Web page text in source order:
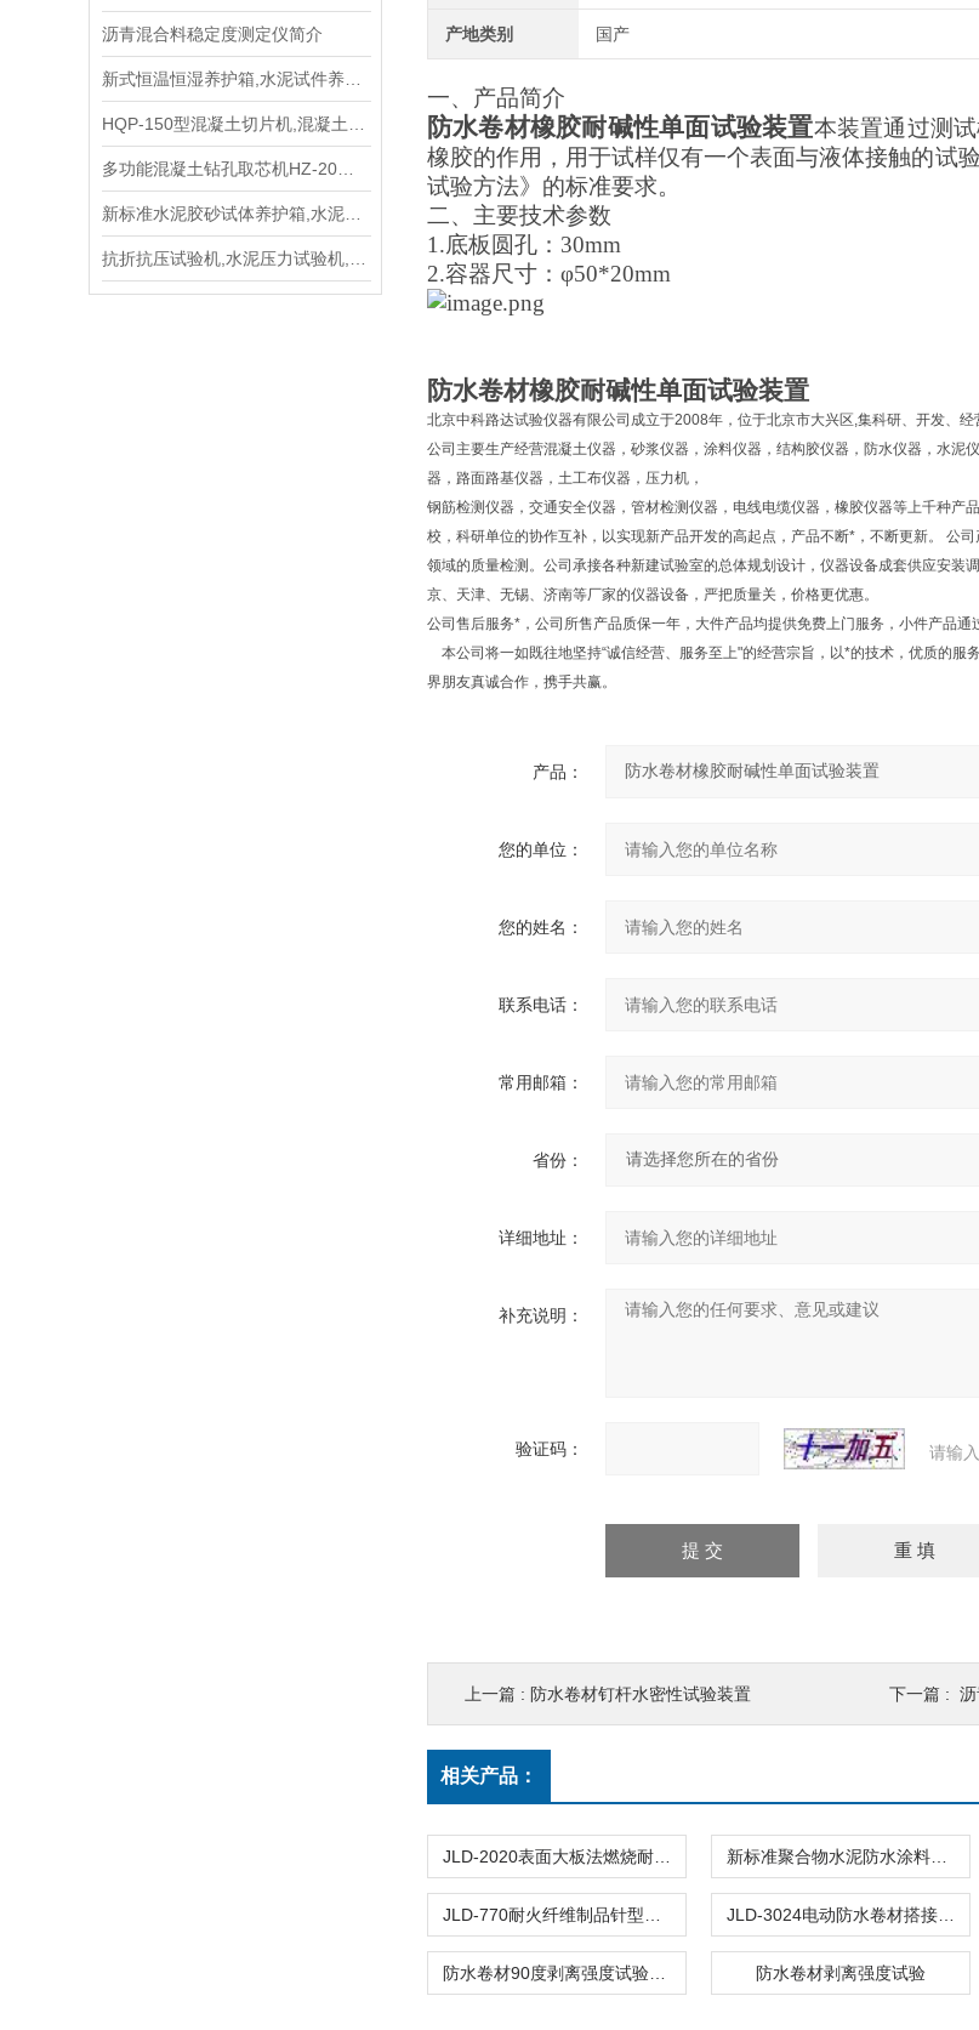
沥青混合料稳定度测定仪简介 产地类别 国产
一、 产品简介
防水卷材橡胶耐碱性单面试验装置本装置通过测
橡胶的作用，用于试样仅有一个表面与液体接触的试
试验方法》的标准要求。
二、主要技术参数
1.底板圆孔：30mm
2.容器尺寸：φ50*20mm
防水卷材橡胶耐碱性单面试验装置
北京中科路达试验仪器有限公司成立于2008年，位于北京市大兴区,集科研、开发、经
公司主要生产经营混凝土仪器，砂浆仪器，涂料仪器，结构胶仪器，防水仪器，水
器，路面路基仪器，土工布仪器，压力机，
钢筋检测仪器，交通安全仪器，管材检测仪器，电线电缆仪器，橡胶仪器等上千种
校，科研单位的协作互补，以实现新产品开发的高起点，产品不断*，不断更新。 公
领域的质量检测。公司承接各种新建试验室的总体规划设计，仪器设备成套供应安
京、天津、无锡、济南等厂家的仪器设备，严把质量关，价格更优惠。
公司售后服务*，公司所售产品质保一年，大件产品均提供免费上门服务，小件产品通
本公司将一如既往地坚持“诚信经营、服务至上"的经营宗旨，以*的技术，优质的
界朋友真诚合作，携手共赢。
产品：
您的单位：
您的姓名：
联系电话：
常用邮箱：
省份：
详细地址：
补充说明：
验证码： 请输
上一篇 : 防水卷材钉杆水密性试验装置 下一篇 :
相关产品：
防水卷材剥离强度试验